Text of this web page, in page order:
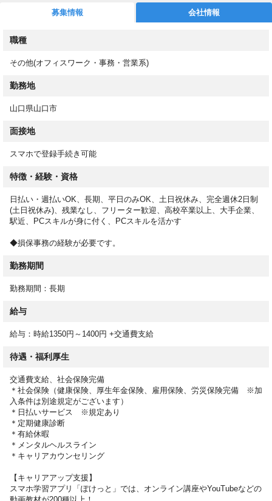
◼︎お仕事スタート後もサポート！
専任担当が就業後もしっかりフォロー！働き方や職場についての
スマホからカンタン登録！来社不要で、スキマ時間に登録できま
す！
最短５営業日以内でお仕事をスタートできます！
＜応募後の流れ＞
②条件に合ったお仕事をお電話またはメールにてご案内
③事前に職場見学
④就業スタート
募集情報 会社情報
職種
その他(オフィスワーク・事務・営業系)
勤務地
山口県山口市
面接地
スマホで登録手続き可能
特徴・経験・資格
日払い・週払いOK、長期、平日のみOK、土日祝休み、完全週休2日制
(土日祝休み)、残業なし、フリーター歓迎、高校卒業以上、大手企業、
駅近、PCスキルが身に付く、PCスキルを活かす
◆損保事務の経験が必要です。
勤務期間
勤務期間：長期
給与
給与：時給1350円～1400円 +交通費支給
待遇・福利厚生
交通費支給、社会保険完備
＊社会保険（健康保険、厚生年金保険、雇用保険、労災保険完備 ※加
入条件は別途規定がございます）
＊日払いサービス ※規定あり
＊定期健康診断
＊有給休暇
＊メンタルヘルスライン
＊キャリアカウンセリング
【キャリアアップ支援】
スマホ学習アプリ「ぽけっと」では、オンライン講座やYouTubeなどの